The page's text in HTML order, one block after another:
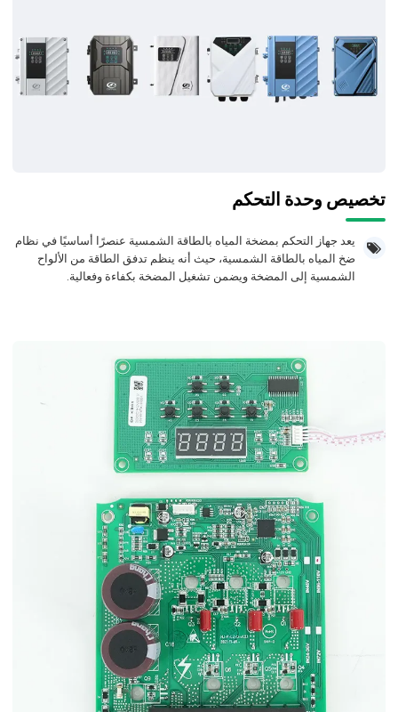
تخصيص وحدة التحكم
يعد جهاز التحكم بمضخة المياه بالطاقة الشمسية عنصرًا أساسيًا في نظام
ضخ المياه بالطاقة الشمسية، حيث أنه ينظم تدفق الطاقة من الألواح
الشمسية إلى المضخة ويضمن تشغيل المضخة بكفاءة وفعالية.